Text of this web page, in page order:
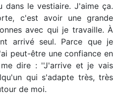
dans le vestiaire. J'aime ça.
c'est avoir une grande
avec qui je travaille. À
arrivé seul. Parce que je
peut-être une confiance en
dire : ''J'arrive et je vais
qui s'adapte très, très
de moi.